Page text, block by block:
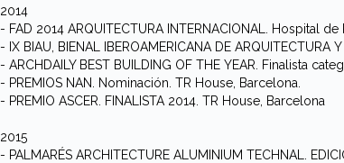
2014
- FAD 2014 ARQUITECTURA INTERNACIONAL. Hospital de
- IX BIAU, BIENAL IBEROAMERICANA DE
- ARCHDAILY BEST BUILDING OF THE YEAR. Finalista
- PREMIOS NAN. Nominación. TR House, Barcelona.
- PREMIO ASCER. FINALISTA 2014. TR House, Barcelona
2015
- PALMARÉS ARCHITECTURE ALUMINIUM TECHNAL.